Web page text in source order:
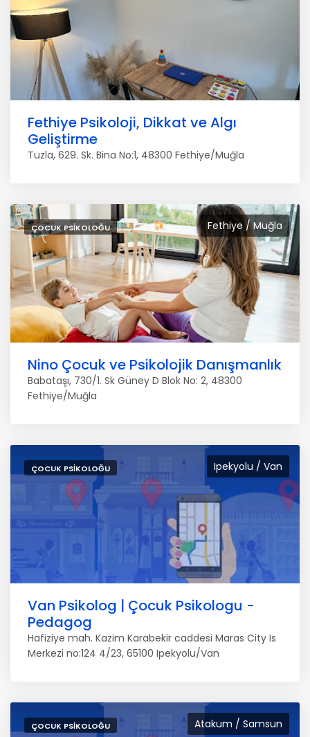
Fethiye Psikoloji, Dikkat ve Algı
Geliştirme
Tuzla, 629. Sk. Bina No:1, 48300 Fethiye/Muğla
Fethiye / Muğla
ÇOCUK PSIKOLOĞU
Nino Çocuk ve Psikolojik Danışmanlık
Babataşı, 730/1. Sk Güney D Blok No: 2, 48300
Fethiye/Muğla
Ipekyolu / Van
ÇOCUK PSIKOLOĞU
Van Psikolog | Çocuk Psikologu -
Pedagog
Hafiziye mah. Kazim Karabekir caddesi Maras City Is
Merkezi no:124 4/23, 65100 Ipekyolu/Van
Atakum / Samsun
ÇOCUK PSIKOLOĞU